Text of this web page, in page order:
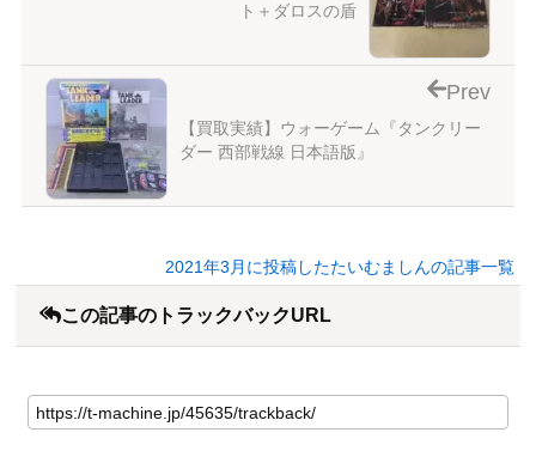
ト＋ダロスの盾
【買取実績】ウォーゲーム『タンクリー
ダー 西部戦線 日本語版』
Prev
2021年3月に投稿したたいむましんの記事一覧
この記事のトラックバックURL